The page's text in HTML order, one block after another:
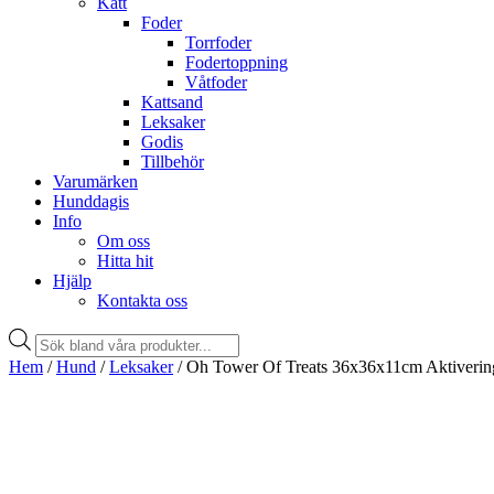
Foder
Torrfoder
Fodertoppning
Våtfoder
Kattsand
Leksaker
Godis
Tillbehör
Varumärken
Hunddagis
Info
Om oss
Hitta hit
Hjälp
Kontakta oss
Products
search
Hem /Hund /Leksaker/ Oh Tower Of Treats 36x36x11cm